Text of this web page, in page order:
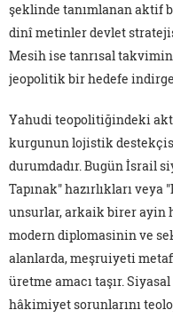
şeklinde tanımlanan aktif
dinî metinler devlet
Mesih ise tanrısal
jeopolitik bir hedefe
Yahudi teopolitiğindeki
kurgunun lojistik
durumdadır. Bugün İsrail
Tapınak" hazırlıkları
unsurlar, arkaik birer ayin
modern diplomasinin ve
alanlarda, meşruiyeti
üretme amacı taşır.
hâkimiyet sorunlarını